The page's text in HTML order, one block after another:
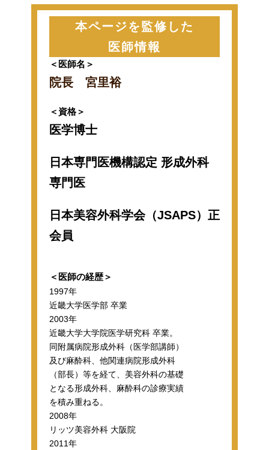
本ページを監修した
医師情報
＜医師名＞
院長 宮里裕
＜資格＞
医学博士
日本専門医機構認定 形成外科
専門医
日本美容外科学会（JSAPS）正
会員
＜医師の経歴＞
1997年
近畿大学医学部 卒業
2003年
近畿大学大学院医学研究科 卒業。
同附属病院形成外科（医学部講師）
及び麻酔科、他関連病院形成外科
（部長）等を経て、美容外科の基礎
となる形成外科、麻酔科の診療実績
を積み重ねる。
2008年
リッツ美容外科 大阪院
2011年